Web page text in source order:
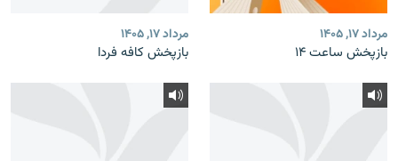
مرداد ۱۷, ۱۴۰۵
بازپخش ساعت ۱۴
مرداد ۱۷, ۱۴۰۵
بازپخش کافه فردا